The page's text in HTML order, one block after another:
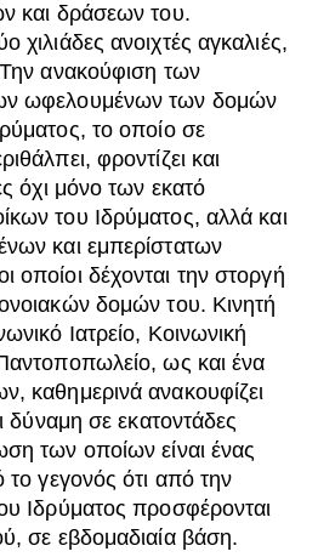
και δράσεων του.
χιλιάδες ανοιχτές αγκαλιές,
ανακούφιση των
ωφελουμένων των δομών
το οποίο σε
φροντίζει και
όχι μόνο των εκατό
του Ιδρύματος, αλλά και
και εμπερίστατων
δέχονται την στοργή
δομών του. Κινητή
Ιατρείο, Κοινωνική
ως και ένα
καθημερινά ανακουφίζει
δύναμη σε εκατοντάδες
των οποίων είναι ένας
το γεγονός ότι από την
Ιδρύματος προσφέρονται
σε εβδομαδιαία βάση.